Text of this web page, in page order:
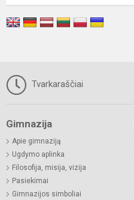
Tvarkaraščiai
Gimnazija
Apie gimnaziją
Ugdymo aplinka
Filosofija, misija, vizija
Pasiekimai
Gimnazijos simboliai